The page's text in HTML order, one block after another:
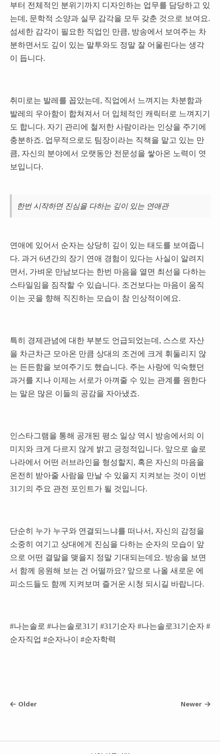
부터 전체적인 분위기까지 디자인하는 업무를 담당하고 있
는데, 문학적 소양과 실무 감각을 모두 갖춘 것으로 보여요.
섬세한 감각이 필요한 직업인 만큼, 방송에서 보여주는 차
분하면서도 깊이 있는 말투와도 정말 잘 어울린다는 생각
이 듭니다.
취미로는 발레를 꼽았는데, 직업에서 느껴지는 차분함과
발레의 우아함이 합쳐져서 더 입체적인 캐릭터로 느껴지기
도 합니다. 자기 관리에 철저한 사람이라는 인상을 주기에
충분하죠. 업무적으로도 팀장이라는 직책을 맡고 있는 만
큼, 자신의 분야에서 오랫동안 전문성을 쌓아온 노력이 엿
보입니다.
한번 시작하면 진심을 다하는 깊이 있는 연애관
연애에 있어서 순자는 상당히 깊이 있는 태도를 보여줍니
다. 과거 6년간의 장기 연애 경험이 있다는 사실이 알려지
면서, 가벼운 만남보다는 한번 마음을 열면 최선을 다하는
스타일임을 짐작할 수 있습니다. 조건보다는 마음이 움직
이는 곳을 향해 직진하는 모습이 참 인상적이에요.
특히 경제관념에 대한 부분도 언급되었는데, 스스로 자산
을 차근차근 모아온 만큼 상대의 조건에 크게 휘둘리지 않
는 든든함을 보여주기도 했습니다. 주는 사랑에 익숙했던
과거를 지나 이제는 서로가 아껴줄 수 있는 관계를 원한다
는 말은 많은 이들의 공감을 자아냈죠.
인스타그램을 통해 공개된 평소 일상 역시 방송에서의 이
미지와 크게 다르지 않게 밝고 긍정적입니다. 앞으로 솔로
나라에서 어떤 러브라인을 형성할지, 혹은 자신의 마음을
온전히 받아줄 사람을 만날 수 있을지 지켜보는 것이 이번
31기의 주요 관전 포인트가 될 것입니다.
단순히 누가 누구와 연결되느냐를 떠나서, 자신의 감정을
소중히 여기고 상대에게 진심을 다하는 순자의 모습이 앞
으로 어떤 결말을 맺을지 정말 기대되는데요. 방송을 보면
서 함께 응원해 보는 건 어떨까요? 앞으로 나올 새로운 에
피소드들도 함께 지켜보며 즐거운 시청 되시길 바랍니다.
#나는솔로 #나는솔로31기 #31기순자 #나는솔로31기순자 #
순자직업 #순자나이 #순자학력
Older Newer